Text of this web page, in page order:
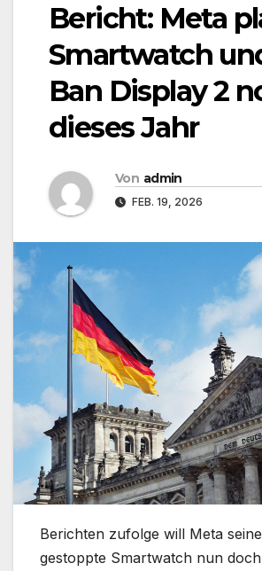
Bericht: Meta
Smartwatch
Ban Display 2
dieses Jahr
Von admin
FEB. 19, 2026
​Berichten zufolge will Meta
gestoppte Smartwatch nun